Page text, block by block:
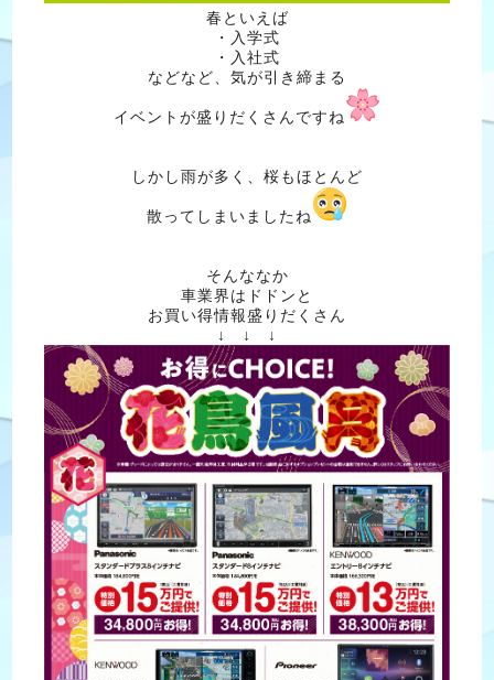
春といえば
・入学式
・入社式
などなど、気が引き締まる
イベントが盛りだくさんですね
しかし雨が多く、桜もほとんど
散ってしまいましたね
そんななか
車業界はドドンと
お買い得情報盛りだくさん
↓ ↓ ↓